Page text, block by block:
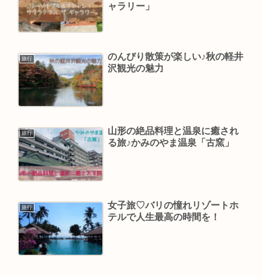
ャラリー」
旅行
のんびり散策が楽しい♪秋の軽井
沢観光の魅力
旅行
山形の絶品料理と温泉に癒され
る旅♪かみのやま温泉「古窯」
旅行
女子旅♡バリの憧れリゾートホ
テルで人生最高の時間を！